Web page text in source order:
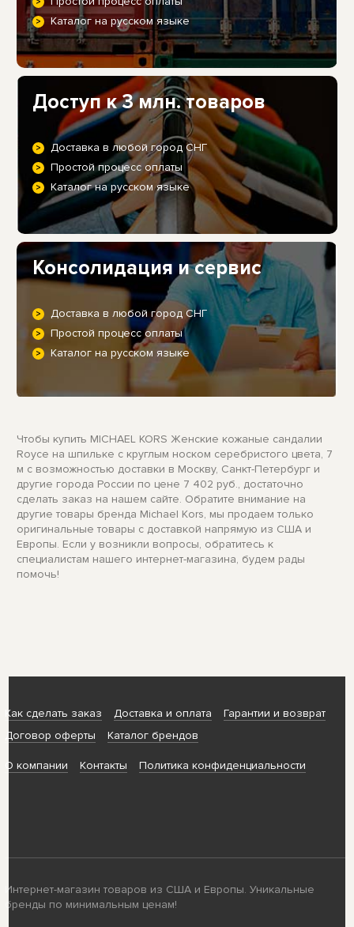
Каталог на русском языке
Доступ к 3 млн. товаров
Доставка в любой город СНГ
Простой процесс оплаты
Каталог на русском языке
Консолидация и сервис
Доставка в любой город СНГ
Простой процесс оплаты
Каталог на русском языке
Чтобы купить MICHAEL KORS Женские кожаные сандалии
Royce на шпильке с круглым носком серебристого цвета, 7
м с возможностью доставки в Москву, Санкт-Петербург и
другие города России по цене 7 402 руб., достаточно
сделать заказ на нашем сайте. Обратите внимание на
другие товары бренда Michael Kors, мы продаем только
оригинальные товары с доставкой напрямую из США и
Европы. Если у возникли вопросы, обратитесь к
специалистам нашего интернет-магазина, будем рады
помочь!
Как сделать заказ Доставка и оплата
Гарантии и возврат
Договор оферты
Каталог брендов
О компании Контакты Политика конфиденциальности
Интернет-магазин товаров из США и Европы. Уникальные
бренды по минимальным ценам!